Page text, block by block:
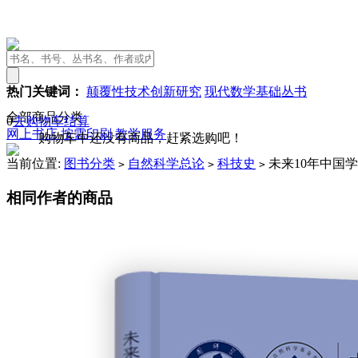
热门关键词： 颠覆性技术创新研究 现代数学基础丛书
0去购物车结算
购物车中还没有商品，赶紧选购吧！
全部商品分类
网上书店按需印刷 教学服务
当前位置: 图书分类 > 自然科学总论 > 科技史 > 未来10年中国
相同作者的商品